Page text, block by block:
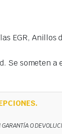
EGR, Anillos
Se someten a
O